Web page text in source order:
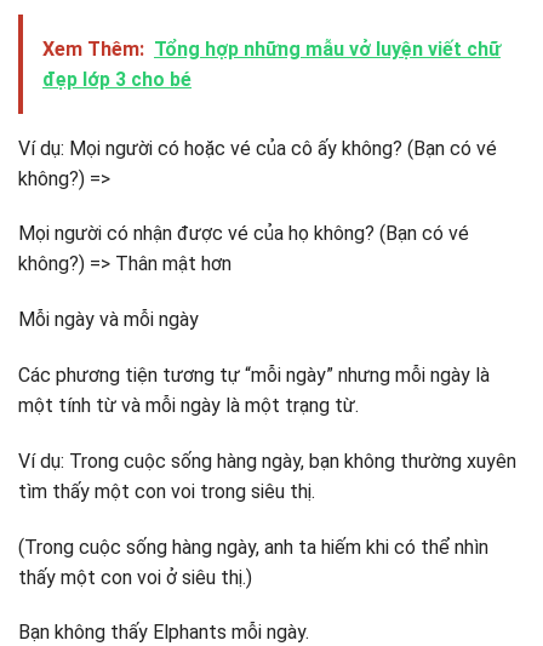
Xem Thêm: Tổng hợp những mẫu vở luyện viết chữ
đẹp lớp 3 cho bé
Ví dụ: Mọi người có hoặc vé của cô ấy không? (Bạn có vé
không?) =>
Mọi người có nhận được vé của họ không? (Bạn có vé
không?) => Thân mật hơn
Mỗi ngày và mỗi ngày
Các phương tiện tương tự “mỗi ngày” nhưng mỗi ngày là
một tính từ và mỗi ngày là một trạng từ.
Ví dụ: Trong cuộc sống hàng ngày, bạn không thường xuyên
tìm thấy một con voi trong siêu thị.
(Trong cuộc sống hàng ngày, anh ta hiếm khi có thể nhìn
thấy một con voi ở siêu thị.)
Bạn không thấy Elphants mỗi ngày.